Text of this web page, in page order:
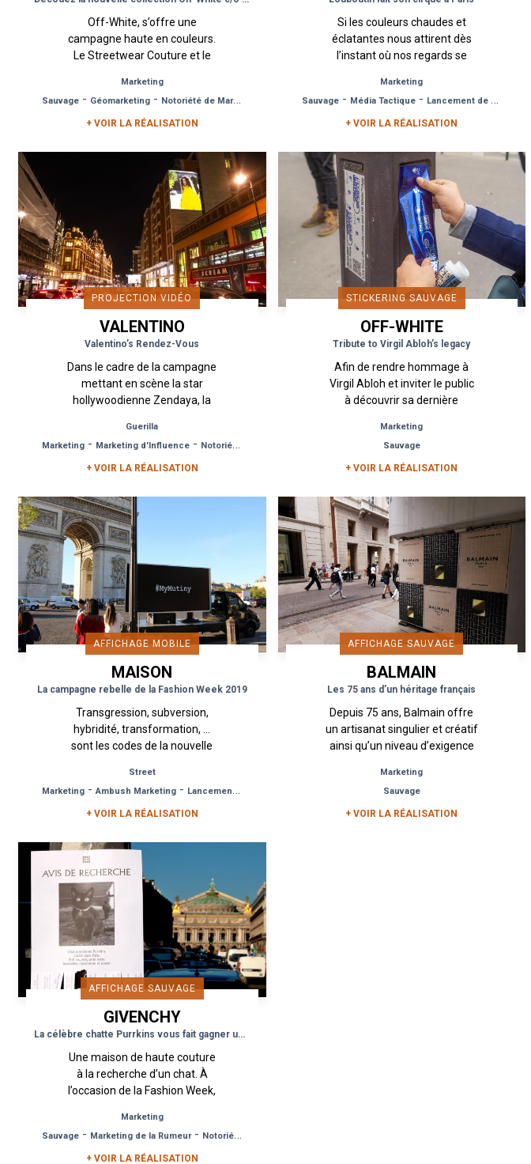
Off-White, s’offre une
campagne haute en couleurs.
Le Streetwear Couture et le
pour la campagne Off-White
durant la Fashion Week...
Marketing
Sauvage - Géomarketing - Notoriété de Marque
+ VOIR LA RÉALISATION
Si les couleurs chaudes et
éclatantes nous attirent dès
l’instant où nos regards se
sauvage, nous n’en sommes
pas moins curieux de...
Marketing
Sauvage- Média Tactique- Lancement de Produit
+ VOIR LA RÉALISATION
PROJECTION VIDÉO
VALENTINO
Valentino’s Rendez-Vous
Dans le cadre de la campagne
mettant en scène la star
hollywoodienne Zendaya, la
d’investir l’espace urbain à
travers un dispositif...
Guerilla
Marketing - Marketing d'Influence - Notoriété de Marque
+ VOIR LA RÉALISATION
STICKERING SAUVAGE
OFF-WHITE
Tribute to Virgil Abloh’s legacy
Afin de rendre hommage à
Virgil Abloh et inviter le public
à découvrir sa dernière
White dévoile sa nouvelle
campagne à Paris à travers...
Marketing
Sauvage
+ VOIR LA RÉALISATION
AFFICHAGE MOBILE
MAISON
MARGIELA
La campagne rebelle de la Fashion Week 2019
Transgression, subversion,
hybridité, transformation, …
sont les codes de la nouvelle
Margiela. Un nouveau parfum
symbolisant une...
Street
Marketing - Ambush Marketing - Lancement de Produit
+ VOIR LA RÉALISATION
AFFICHAGE SAUVAGE
BALMAIN
Les 75 ans d’un héritage français
Depuis 75 ans, Balmain offre
un artisanat singulier et créatif
ainsi qu’un niveau d’exigence
grandes maisons de couture
françaises. Les...
Marketing
Sauvage
+ VOIR LA RÉALISATION
AFFICHAGE SAUVAGE
GIVENCHY
La célèbre chatte Purrkins vous fait gagner un défilé si vous la trouvez
Une maison de haute couture
à la recherche d’un chat. À
l’occasion de la Fashion Week,
plus célèbre de Paris. Urban
Act a...
Marketing
Sauvage - Marketing de la Rumeur- Notoriété de Marque
+ VOIR LA RÉALISATION